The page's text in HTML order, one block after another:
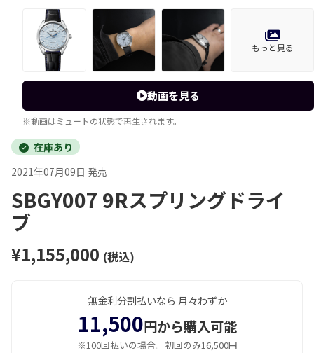
もっと見る
動画を見る
※動画はミュートの状態で再生されます。
在庫あり
2021年07月09日 発売
SBGY007 9Rスプリングドライ
ブ
¥1,155,000 (税込)
無金利分割払いなら 月々わずか
11,500円から購入可能
※100回払いの場合。初回のみ16,500円